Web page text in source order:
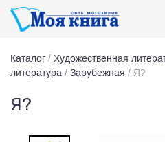
Каталог / Художественная
литература / Зарубежная / Я?
Я?